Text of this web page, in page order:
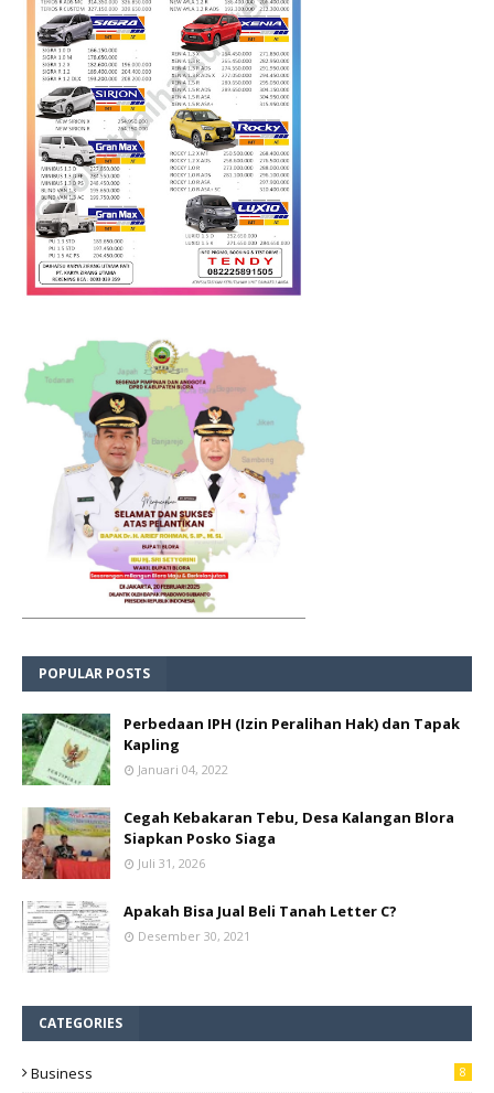
POPULAR POSTS
Perbedaan IPH (Izin Peralihan Hak) dan Tapak
Kapling
Januari 04, 2022
Cegah Kebakaran Tebu, Desa Kalangan Blora
Siapkan Posko Siaga
Juli 31, 2026
Apakah Bisa Jual Beli Tanah Letter C?
Desember 30, 2021
CATEGORIES
Business 8